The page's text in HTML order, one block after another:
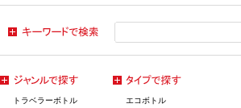
トラベラーボトル
エコボトル